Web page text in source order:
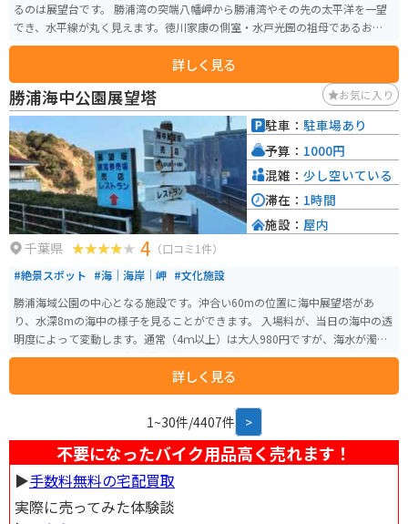
るのは展望台です。 勝浦湾の突端八幡岬から勝浦湾やその先の太平洋を一望
でき、水平線が丸く見えます。徳川家康の側室・水戸光圀の祖母であるお万の
方の像が立っています。
詳しく見る
勝浦海中公園展望塔 お気に入り
千葉県 4 （口コミ1件）
#絶景スポット #海｜海岸｜岬 #文化施設
勝浦海域公園の中心となる施設です。沖合い60mの位置に海中展望塔があ
り、水深8mの海中の様子を見ることができます。 入場料が、当日の海中の透
明度によって変動します。通常（4ｍ以上）は大人980円ですが、海水が濁っ
ていると割引に。 水中観光船（グラスボート）などで、魚がほとんどいなか
った・・ということがしばしばありますが、こちらでは魚が想像以上にたく
さん見られます。 また、展望塔へ向かう途中の回廊からの眺めが、なかなか
詳しく見る
駐車： 駐車場あり
予算： 1000円
混雑： 少し空いている
滞在： 1時間
施設： 屋内
1~30件/4407件 >
不要になったバイク用品高く売れます！
▶︎手数料無料の宅配買取
実際に売ってみた体験談